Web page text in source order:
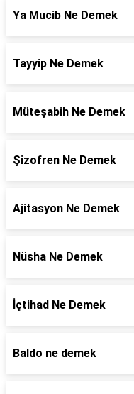
Ya Mucib Ne Demek
Tayyip Ne Demek
Müteşabih Ne Demek
Şizofren Ne Demek
Ajitasyon Ne Demek
Nüsha Ne Demek
İçtihad Ne Demek
Baldo ne demek